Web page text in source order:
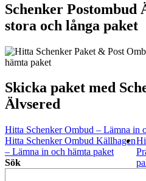
Schenker Postombud
stora och långa paket
Skicka paket med
Älvsered
Hitta Schenker Ombud – Lämna in
Hitta Schenker Ombud Källhagen
– Lämna in och hämta paket
Sök